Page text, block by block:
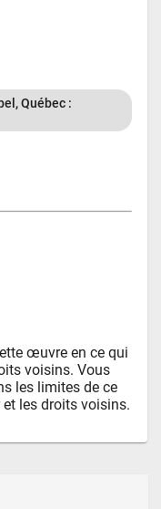
Québec :
œuvre en ce qui
voisins. Vous
les limites de ce
les droits voisins.